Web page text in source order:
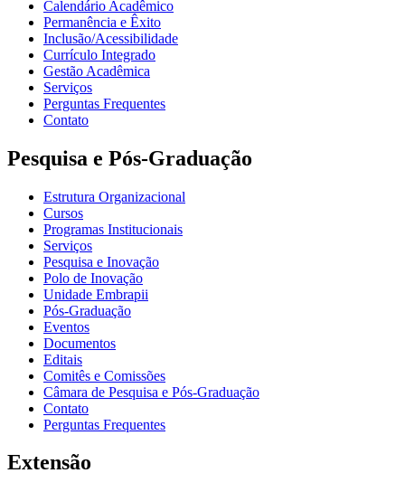
Calendário Acadêmico
Permanência e Êxito
Inclusão/Acessibilidade
Currículo Integrado
Gestão Acadêmica
Serviços
Perguntas Frequentes
Contato
Pesquisa e Pós-Graduação
Estrutura Organizacional
Cursos
Programas Institucionais
Serviços
Pesquisa e Inovação
Polo de Inovação
Unidade Embrapii
Pós-Graduação
Eventos
Documentos
Editais
Comitês e Comissões
Câmara de Pesquisa e Pós-Graduação
Contato
Perguntas Frequentes
Extensão